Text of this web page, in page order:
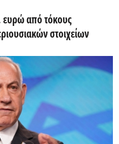
ευρώ από τόκους
στοιχείων